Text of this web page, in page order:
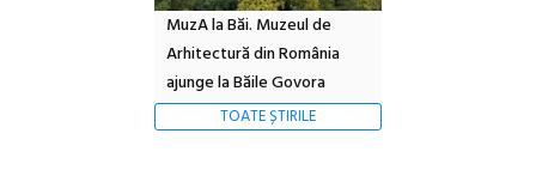
MuzA la Băi. Muzeul de
Arhitectură din România
ajunge la Băile Govora
TOATE ȘTIRILE